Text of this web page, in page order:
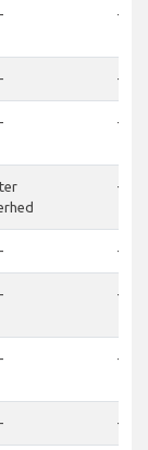
- -
- -
- -
-
- -
- -
- -
- -